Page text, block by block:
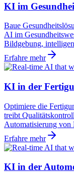
KI im
Baue
AI im
Bildgebung,
Erfahre mehr
KI in der
Optimiere die
treibt
Automatisierung von
Erfahre mehr
KI in der